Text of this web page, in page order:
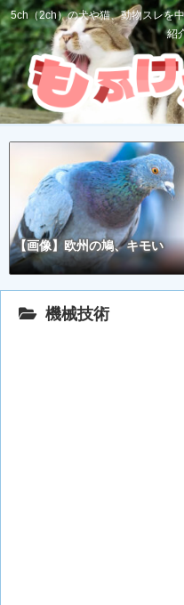
5ch（2ch）の犬や猫、動物スレを
紹
【画像】欧州の鳩、キモい
機械技術